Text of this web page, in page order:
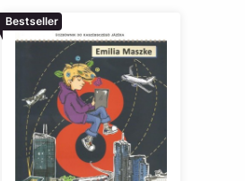
Bestseller